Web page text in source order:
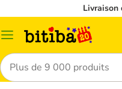
Livraison
Menu
Rechercher